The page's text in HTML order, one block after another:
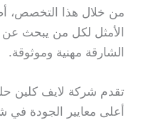
من خلال هذا التخصص،
الأمثل لكل من يبحث
الشارقة مهنية وموثوقة.
تقدم شركة لايف كلين
أعلى معايير الجودة